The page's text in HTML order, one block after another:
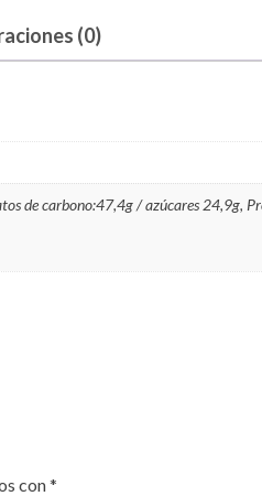
(0)
de carbono:47,4g / azúcares 24,9g,
con*